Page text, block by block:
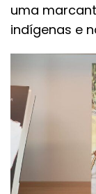
uma
indígenas e